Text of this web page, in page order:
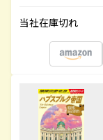
当社在庫切れ